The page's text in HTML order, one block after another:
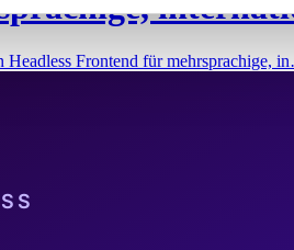
Headless Frontend für mehrsprachige,